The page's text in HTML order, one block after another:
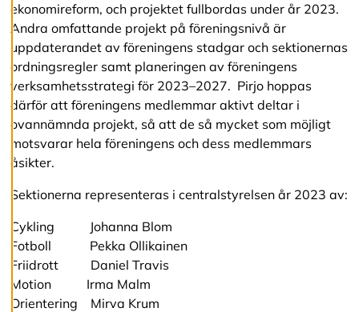
A
c
c
e
p
t
e
r
a
a
l
a
o
o
k
i
e
s
ekonomireform, och projektet fullbordas under år 2023.
Andra omfattande projekt på föreningsnivå är
uppdaterandet av föreningens stadgar och sektionernas
ordningsregler samt planeringen av föreningens
verksamhetsstrategi för 2023–2027. Pirjo hoppas
därför att föreningens medlemmar aktivt deltar i
ovannämnda projekt, så att de så mycket som möjligt
motsvarar hela föreningens och dess medlemmars
åsikter.
Sektionerna representeras i centralstyrelsen år 2023 av:
Cykling Johanna Blom
Fotboll Pekka Ollikainen
Friidrott Daniel Travis
Motion Irma Malm
Orientering Mirva Krum